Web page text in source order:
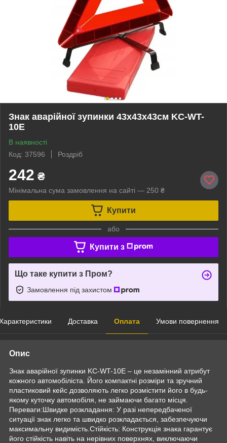
Знак аварійної зупинки 43x43x43см KC-WT-
10E
В наявності
Код: 37596
Роздріб
242 ₴
Мінімальна сума замовлення на сайті — 250 ₴
Купити
або
Купити з
Що таке купити з Пром?
Замовлення під захистом
Доставка Оплата Умови повернення
Опис
Знак аварійної зупинки KC-WT-10E – це незамінний атрибут
кожного автомобіліста. Його компактні розміри та зручний
пластиковий кейс дозволяють легко розмістити його в будь-
якому куточку автомобіля, не займаючи багато місця.
Переваги:Швидке розкладання: У разі непередбаченої
ситуації знак легко та швидко розкладається, забезпечуючи
максимальну видимість.Стійкість: Конструкція знака гарантує
його стійкість навіть на нерівних поверхнях, виключаючи